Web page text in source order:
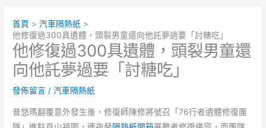
首頁
汽車隔熱紙
他修復過300具遺體，頭裂男童還向他託夢過要「討糖吃」
他修復過300具遺體，頭裂男童還
向他託夢過要「討糖吃」
發佈留言 /汽車隔熱紙
普悠瑪翻覆意外發生後，修復師陳修將號召「76行者遺體修復團